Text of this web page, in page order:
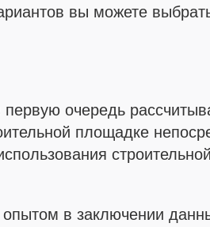
вы можете
очередь
площадке
в заключении